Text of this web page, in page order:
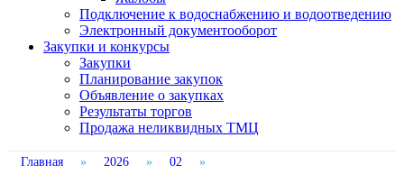
Подключение к водоснабжению и водоотведению
Электронный документооборот
Закупки и конкурсы
Закупки
Планирование закупок
Объявление о закупках
Результаты торгов
Продажа неликвидных ТМЦ
Главная » 2026 » 02
»